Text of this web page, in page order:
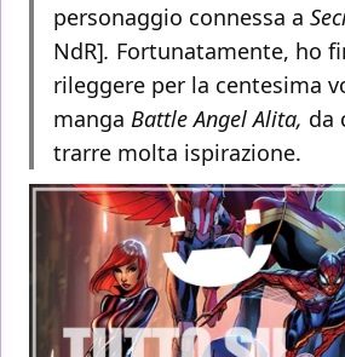
personaggio connessa a
NdR]. Fortunatamente, ho
rileggere per la centesima
manga Battle Angel Alita, da
trarre molta ispirazione.